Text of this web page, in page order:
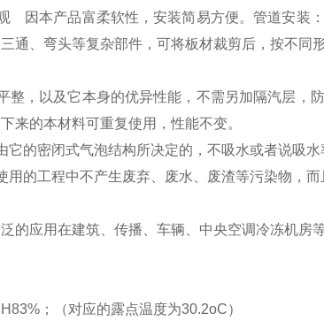
本产品富柔软性，安装简易方便。管道安装：
通、弯头等复杂部件，可将板材裁剪后，按不同
，以及它本身的优异性能，不需另加隔汽层，
来的本材料可重复使用，性能不变。
密闭式气泡结构所决定的，不吸水或者说吸水
工程中不产生废弃、废水、废渣等污染物，而
的应用在建筑、传播、车辆、中央空调冷冻机房等
；（对应的露点温度为30.2oC）